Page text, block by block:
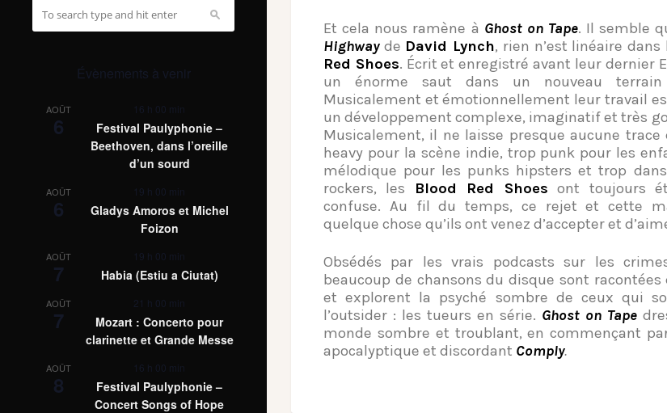
Évènements à venir
AOÛT
6
16 h 00 min
Festival Paulyphonie –
Beethoven, dans l’oreille
d’un sourd
AOÛT
6
19 h 00 min
Gladys Amoros et Michel
Foizon
AOÛT
7
19 h 00 min
Habia (Estiu a Ciutat)
AOÛT
7
21 h 00 min
Mozart : Concerto pour
clarinette et Grande Messe
AOÛT
8
16 h 00 min
Festival Paulyphonie –
Concert Songs of Hope
Et cela nous ramène à Ghost on Tape. Il semble
Highwayde David Lynch, rien n’est linéaire
Red Shoes. Écrit et enregistré avant leur dernier
un énorme saut dans un nouveau
Musicalement et émotionnellement leur travail
un développement complexe, imaginatif et très
Musicalement, il ne laisse presque aucune trace
heavy pour la scène indie, trop punk pour les
mélodique pour les punks hipsters et trop
rockers, les Blood Red Shoes ont toujours
confuse. Au fil du temps, ce rejet et cette
quelque chose qu’ils ont venez d’accepter et
Obsédés par les vrais podcasts sur les
beaucoup de chansons du disque sont
et explorent la psyché sombre de ceux qui
l’outsider : les tueurs en série. Ghost on Tape
monde sombre et troublant, en commençant
apocalyptique et discordant Comply.